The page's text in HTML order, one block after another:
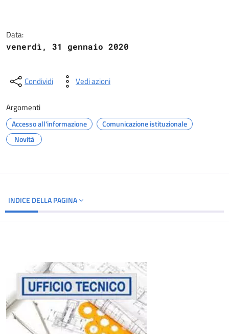
Data:
venerdì, 31 gennaio 2020
Condividi Vedi azioni
Argomenti
Accesso all'informazione
Comunicazione istituzionale
Novità
INDICE DELLA PAGINA